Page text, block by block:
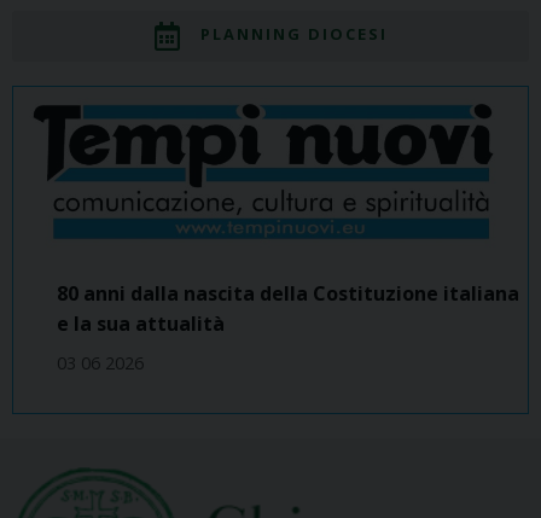
PLANNING DIOCESI
80 anni dalla nascita della Costituzione italiana
e la sua attualità
03 06 2026